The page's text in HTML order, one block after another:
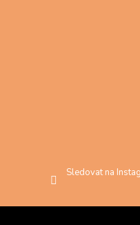
Sledovat na